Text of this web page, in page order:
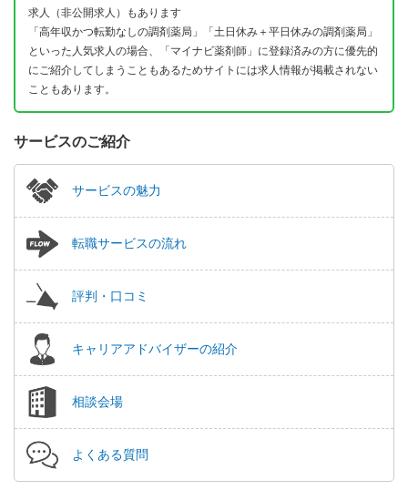
求人（非公開求人）もあります
「高年収かつ転勤なしの調剤薬局」「土日休み＋平日休みの調剤薬局」
といった人気求人の場合、「マイナビ薬剤師」に登録済みの方に優先的
にご紹介してしまうこともあるためサイトには求人情報が掲載されない
こともあります。
サービスのご紹介
サービスの魅力
転職サービスの流れ
評判・口コミ
キャリアアドバイザーの紹介
相談会場
よくある質問